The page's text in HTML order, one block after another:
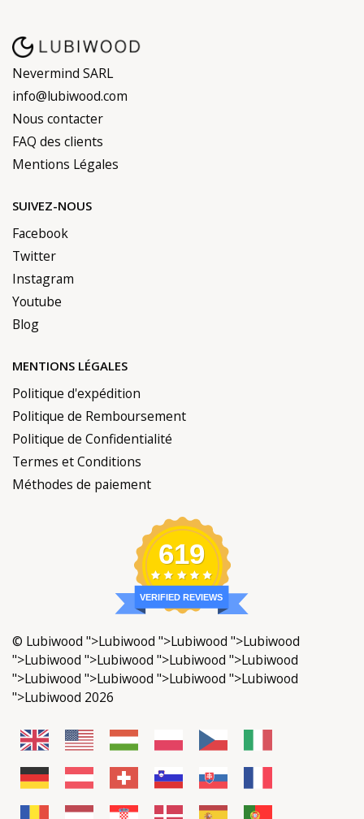
Nevermind SARL
info@lubiwood.com
Nous contacter
FAQ des clients
Mentions Légales
SUIVEZ-NOUS
Facebook
Twitter
Instagram
Youtube
Blog
MENTIONS LÉGALES
Politique d'expédition
Politique de Remboursement
Politique de Confidentialité
Termes et Conditions
Méthodes de paiement
619
VERIFIED REVIEWS
© Lubiwood ">Lubiwood ">Lubiwood ">Lubiwood
">Lubiwood ">Lubiwood ">Lubiwood ">Lubiwood
">Lubiwood ">Lubiwood ">Lubiwood ">Lubiwood
">Lubiwood 2026